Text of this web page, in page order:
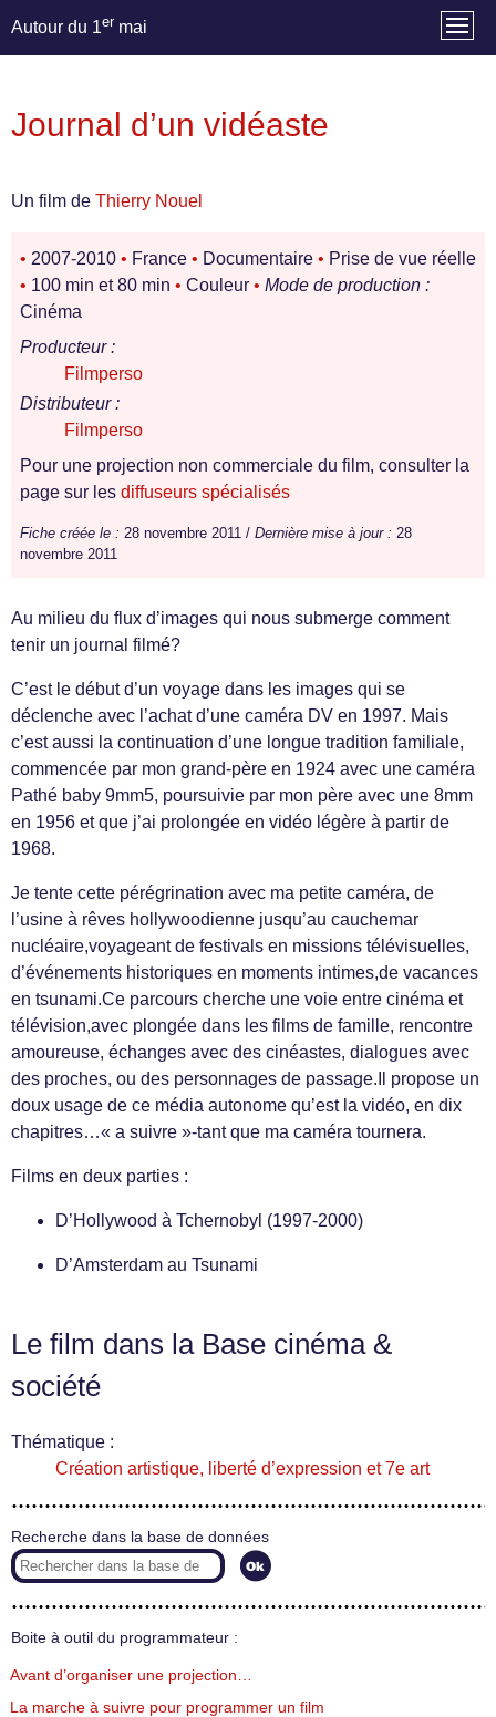
Autour du 1er mai
Journal d’un vidéaste
Un film de Thierry Nouel
• 2007-2010 • France • Documentaire • Prise de vue réelle
• 100 min et 80 min • Couleur • Mode de production :
Cinéma
Producteur :
Filmperso
Distributeur :
Filmperso
Pour une projection non commerciale du film, consulter la
page sur les diffuseurs spécialisés
Fiche créée le : 28 novembre 2011 / Dernière mise à jour : 28
novembre 2011
Au milieu du flux d’images qui nous submerge comment
tenir un journal filmé?
C’est le début d’un voyage dans les images qui se
déclenche avec l’achat d’une caméra DV en 1997. Mais
c’est aussi la continuation d’une longue tradition familiale,
commencée par mon grand-père en 1924 avec une caméra
Pathé baby 9mm5, poursuivie par mon père avec une 8mm
en 1956 et que j’ai prolongée en vidéo légère à partir de
1968.
Je tente cette pérégrination avec ma petite caméra, de
l’usine à rêves hollywoodienne jusqu’au cauchemar
nucléaire,voyageant de festivals en missions télévisuelles,
d’événements historiques en moments intimes,de vacances
en tsunami.Ce parcours cherche une voie entre cinéma et
télévision,avec plongée dans les films de famille, rencontre
amoureuse, échanges avec des cinéastes, dialogues avec
des proches, ou des personnages de passage.Il propose un
doux usage de ce média autonome qu’est la vidéo, en dix
chapitres…« a suivre »-tant que ma caméra tournera.
Films en deux parties :
D’Hollywood à Tchernobyl (1997-2000)
D’Amsterdam au Tsunami
Le film dans la Base cinéma &
société
Thématique :
Création artistique, liberté d’expression et 7e art
Recherche dans la base de données
Boite à outil du programmateur :
Avant d’organiser une projection…
La marche à suivre pour programmer un film